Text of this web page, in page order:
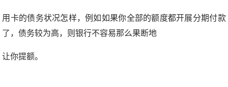
用卡的债务状况怎样，例如如果你全部的额度都开展分期付款
了，债务较为高，则银行不容易那么果断地
让你提额。